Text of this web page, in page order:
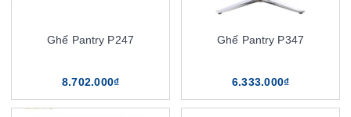
Ghế Pantry P247
8.702.000₫
Ghế Pantry P347
6.333.000₫